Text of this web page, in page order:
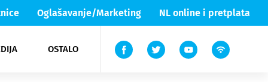
Oglašavanje/Marketing NL online i pretplata
OSTALO
Lika & Senj
TV